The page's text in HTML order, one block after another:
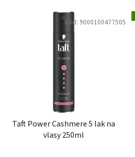
Taft Power Cashmere 5 lak na
vlasy 250ml
Kód: 9000100477505